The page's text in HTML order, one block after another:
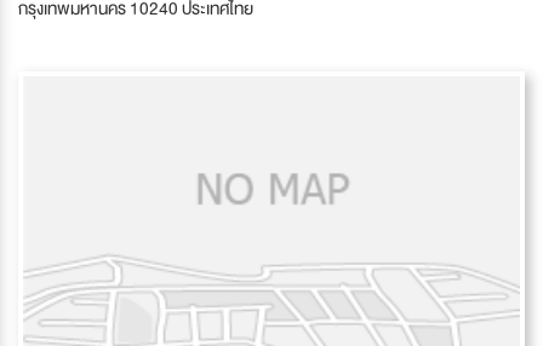
กรุงเทพมหานคร 10240 ประเทศไทย